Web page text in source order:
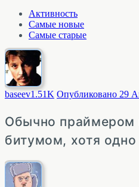
Активность
Самые новые
Самые старые
baseev1.51K Опубликовано 29
Обычно праймером
битумом, хотя